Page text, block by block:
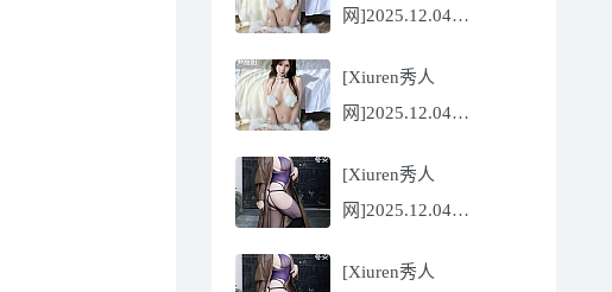
网]2025.12.04
[56P/602.69MB]
[Xiuren秀人
网]2025.12.04
[56P/602.69MB]
[Xiuren秀人
网]2025.12.04
[71P/960.78MB]
[Xiuren秀人